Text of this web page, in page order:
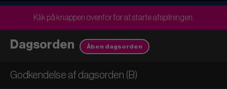
Klik på knappen ovenfor for at starte afspilningen.
Dagsorden Åben dagsorden
Godkendelse af dagsorden (B)